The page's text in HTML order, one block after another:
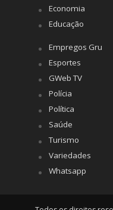
Economia
Educação
Empregos Gru
Esportes
GWeb TV
Polícia
Política
Saúde
Turismo
Variedades
Whatsapp